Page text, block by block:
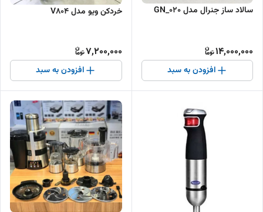
سالاد ساز جنرال مدل 020_GN
14,000,000
افزودن به سبد
خردکن ویو مدل V804
7,200,000
افزودن به سبد